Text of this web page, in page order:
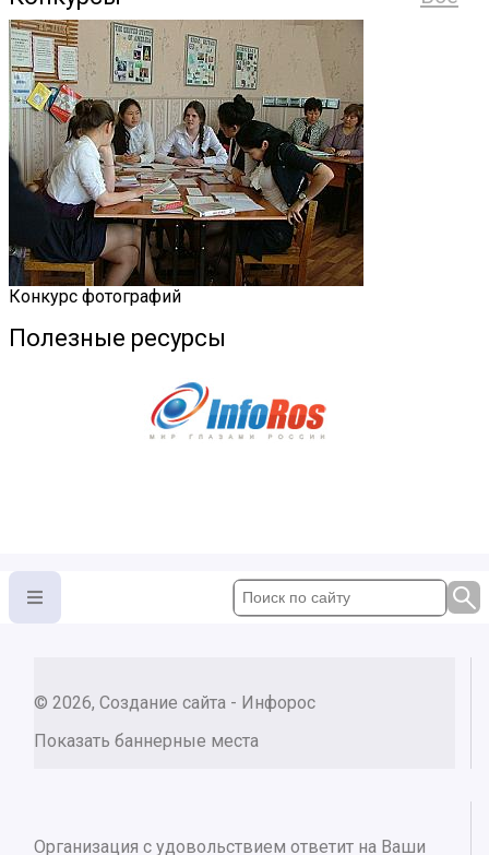
Конкурс фотографий
Полезные ресурсы
© 2026, Создание сайта - Инфорос
Показать баннерные места
Организация с удовольствием ответит на Ваши